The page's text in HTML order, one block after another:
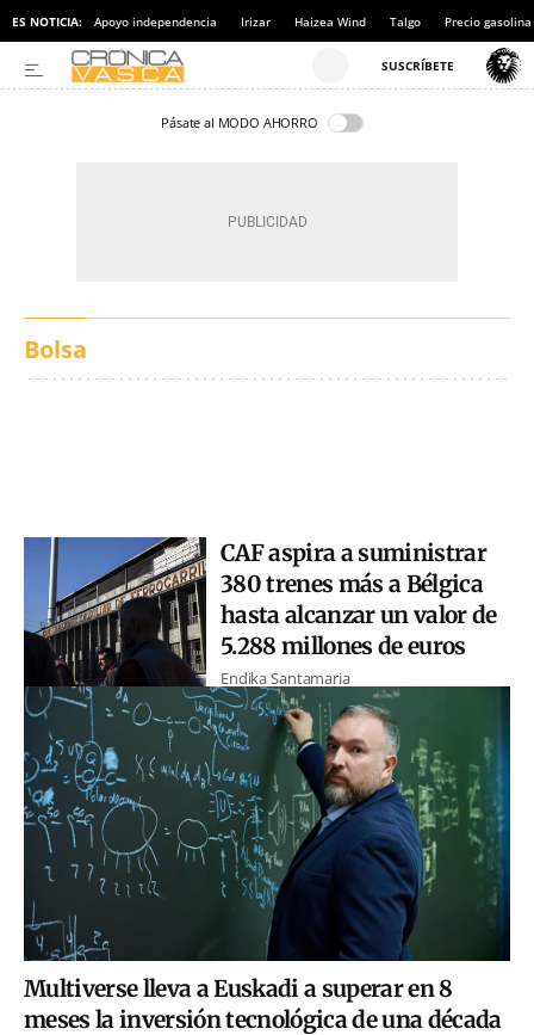
ES NOTICIA: Apoyo independencia Irizar Haizea Wind Talgo Precio gasolina
Pásate al MODO AHORRO
Bolsa
CAF aspira a suministrar
380 trenes más a Bélgica
hasta alcanzar un valor de
5.288 millones de euros
Endika Santamaria
Multiverse lleva a Euskadi a superar en 8
meses la inversión tecnológica de una década